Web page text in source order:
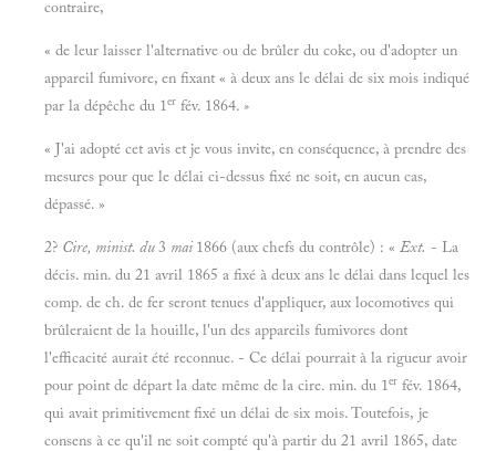
contraire,
« de leur laisser l'alternative ou de brûler du coke, ou d'adopter un
appareil fumivore, en fixant « à deux ans le délai de six mois indiqué
par la dépêche du 1er fév. 1864. »
« J'ai adopté cet avis et je vous invite, en conséquence, à prendre des
mesures pour que le délai ci-dessus fixé ne soit, en aucun cas,
dépassé. »
2? Cire, minist. du3 mai 1866 (aux chefs du contrôle) : « Ext. - La
décis. min. du 21 avril 1865 a fixé à deux ans le délai dans lequel les
comp. de ch. de fer seront tenues d'appliquer, aux locomotives qui
brûleraient de la houille, l'un des appareils fumivores dont
l'efficacité aurait été reconnue. - Ce délai pourrait à la rigueur avoir
pour point de départ la date même de la cire. min. du 1er fév. 1864,
qui avait primitivement fixé un délai de six mois. Toutefois, je
consens à ce qu'il ne soit compté qu'à partir du 21 avril 1865, date